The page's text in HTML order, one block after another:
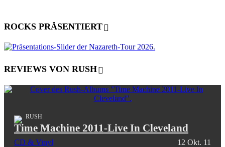
ROCKS PRÄSENTIERT
REVIEWS VON RUSH
RUSH
Time Machine 2011-Live In Cleveland
CD & Vinyl 12 Okt. 11